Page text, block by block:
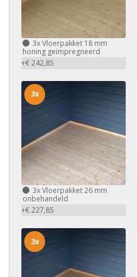
3xVloerpakket 18 mm
honing geïmpregneerd
+€ 242,85
3xVloerpakket 26 mm
onbehandeld
+€ 227,85
3x
3x